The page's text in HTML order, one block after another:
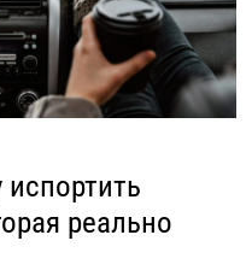
реально